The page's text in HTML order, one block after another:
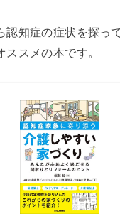
認知症の症状を探っ
スメの本です。